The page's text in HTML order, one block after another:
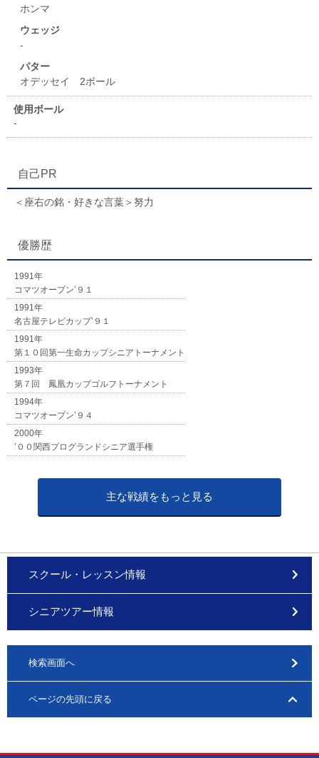
ホンマ
ウェッジ
-
パター
オデッセイ 2ボール
使用ボール
-
自己PR
＜座右の銘・好きな言葉＞努力
優勝歴
1991年
コマツオープン’９１
1991年
名古屋テレビカップ’９１
1991年
第１０回第一生命カップシニアトーナメント
1993年
第７回 鳳凰カップゴルフトーナメント
1994年
コマツオープン’９４
2000年
’００関西プログランドシニア選手権
主な戦績をもっと見る
スクール・レッスン情報
シニアツアー情報
検索画面へ
ページの先頭に戻る